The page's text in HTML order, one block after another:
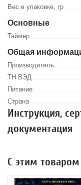
Вес в упаковке, гр
Основные
Таймер
Общая
Производитель
ТН ВЭД
Питание
Страна
Инструкция,
документация
С этим